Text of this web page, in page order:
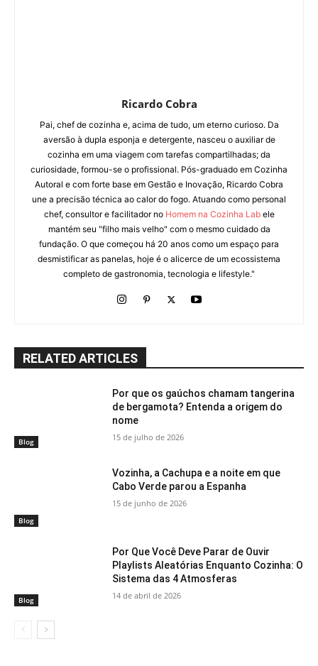
Ricardo Cobra
Pai, chef de cozinha e, acima de tudo, um eterno curioso. Da
aversão à dupla esponja e detergente, nasceu o auxiliar de
cozinha em uma viagem com tarefas compartilhadas; da
curiosidade, formou-se o profissional. Pós-graduado em Cozinha
Autoral e com forte base em Gestão e Inovação, Ricardo Cobra
une a precisão técnica ao calor do fogo. Atuando como personal
chef, consultor e facilitador no Homem na Cozinha Labele
mantém seu "filho mais velho" com o mesmo cuidado da
fundação. O que começou há 20 anos como um espaço para
desmistificar as panelas, hoje é o alicerce de um ecossistema
completo de gastronomia, tecnologia e lifestyle."
RELATED ARTICLES
Blog
Por que os gaúchos chamam tangerina
de bergamota? Entenda a origem do
nome
15 de julho de 2026
Blog
Vozinha, a Cachupa e a noite em que
Cabo Verde parou a Espanha
15 de junho de 2026
Blog
Por Que Você Deve Parar de Ouvir
Playlists Aleatórias Enquanto Cozinha: O
Sistema das 4 Atmosferas
14 de abril de 2026